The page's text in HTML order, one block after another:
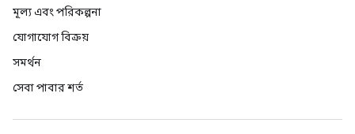
মূল্য এবং পরিকল্পনা
যোগাযোগ বিক্রয়
সমর্থন
সেবা পাবার শর্ত